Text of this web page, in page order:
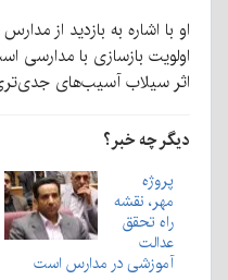
او با اشاره به بازدید از
اولویت بازسازی با
اثر سیلاب آسیب‌های
دیگر چه خبر؟
پروژه
مهر، نقشه
راه تحقق
عدالت
آموزشی در مدارس است